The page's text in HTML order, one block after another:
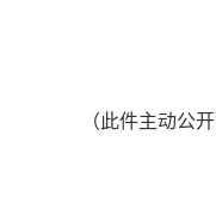
（此件主动公开